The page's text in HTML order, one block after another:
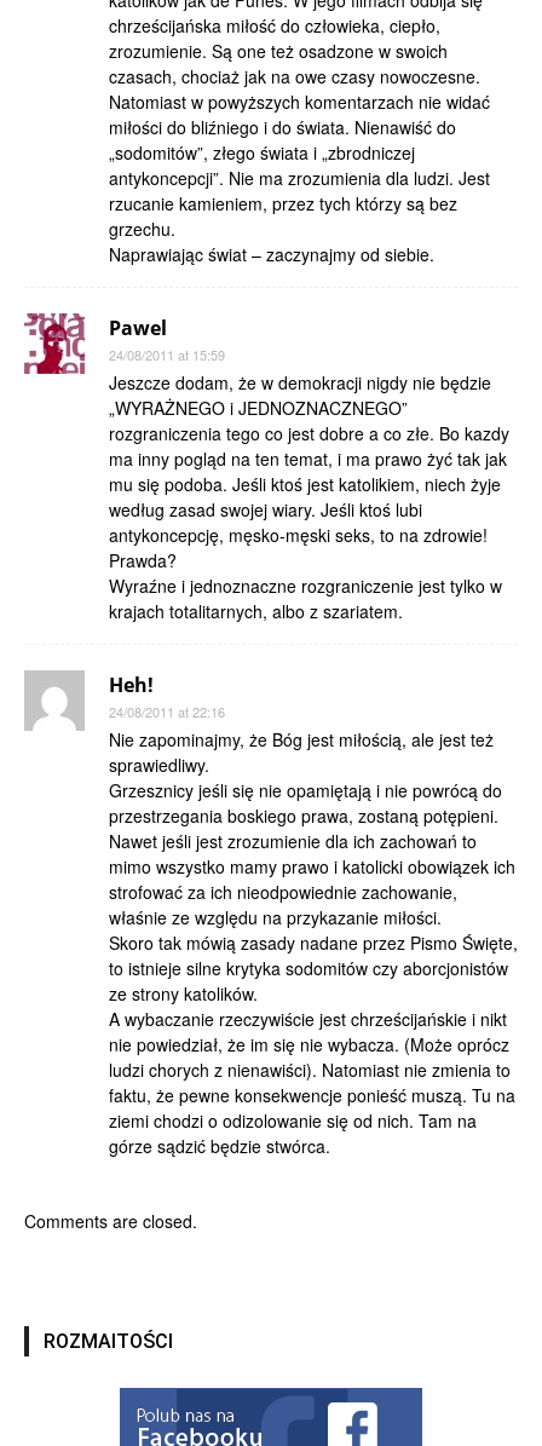
chrześcijańska miłość do człowieka, ciepło,
zrozumienie. Są one też osadzone w swoich
czasach, chociaż jak na owe czasy nowoczesne.
Natomiast w powyższych komentarzach nie widać
miłości do bliźniego i do świata. Nienawiść do
„sodomitów”, złego świata i „zbrodniczej
antykoncepcji”. Nie ma zrozumienia dla ludzi. Jest
rzucanie kamieniem, przez tych którzy są bez
grzechu.
Naprawiając świat – zaczynajmy od siebie.
Pawel
24/08/2011 at 15:59
Jeszcze dodam, że w demokracji nigdy nie będzie
„WYRAŻNEGO i JEDNOZNACZNEGO”
rozgraniczenia tego co jest dobre a co złe. Bo kazdy
ma inny pogląd na ten temat, i ma prawo żyć tak jak
mu się podoba. Jeśli ktoś jest katolikiem, niech żyje
według zasad swojej wiary. Jeśli ktoś lubi
antykoncepcję, męsko-męski seks, to na zdrowie!
Prawda?
Wyraźne i jednoznaczne rozgraniczenie jest tylko w
krajach totalitarnych, albo z szariatem.
Heh!
24/08/2011 at 22:16
Nie zapominajmy, że Bóg jest miłością, ale jest też
sprawiedliwy.
Grzesznicy jeśli się nie opamiętają i nie powrócą do
przestrzegania boskiego prawa, zostaną potępieni.
Nawet jeśli jest zrozumienie dla ich zachowań to
mimo wszystko mamy prawo i katolicki obowiązek ich
strofować za ich nieodpowiednie zachowanie,
właśnie ze względu na przykazanie miłości.
Skoro tak mówią zasady nadane przez Pismo Święte,
to istnieje silne krytyka sodomitów czy aborcjonistów
ze strony katolików.
A wybaczanie rzeczywiście jest chrześcijańskie i nikt
nie powiedział, że im się nie wybacza. (Może oprócz
ludzi chorych z nienawiści). Natomiast nie zmienia to
faktu, że pewne konsekwencje ponieść muszą. Tu na
ziemi chodzi o odizolowanie się od nich. Tam na
górze sądzić będzie stwórca.
Comments are closed.
ROZMAITOŚCI